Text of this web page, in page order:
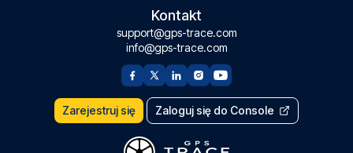
Kontakt
support@gps-trace.com
info@gps-trace.com
Zarejestruj się Zaloguj się do Console